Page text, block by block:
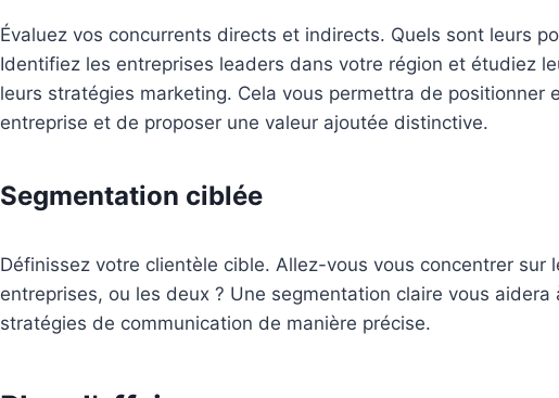
Évaluez vos concurrents directs et indirects. Quels sont leurs
Identifiez les entreprises leaders dans votre région et étudiez
leurs stratégies marketing. Cela vous permettra de positionner
entreprise et de proposer une valeur ajoutée distinctive.
Segmentation ciblée
Définissez votre clientèle cible. Allez-vous vous concentrer sur
entreprises, ou les deux ? Une segmentation claire vous
stratégies de communication de manière précise.